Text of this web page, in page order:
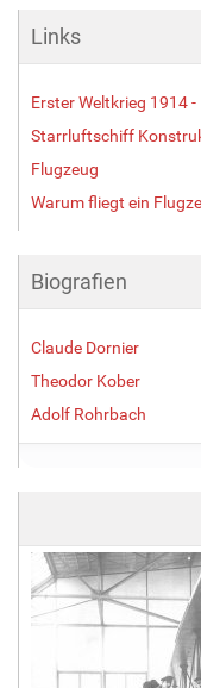
d
v
l
l
e
ö
ß
Links
Erster Weltkrieg 1914
Starrluftschiff
Flugzeug
Warum fliegt ein
Biografien
Claude Dornier
Theodor Kober
Adolf Rohrbach